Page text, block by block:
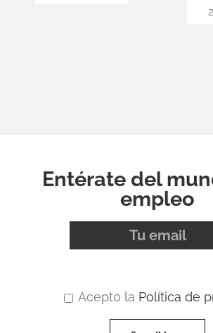
Entérate del
empleo
Acepto la Política de